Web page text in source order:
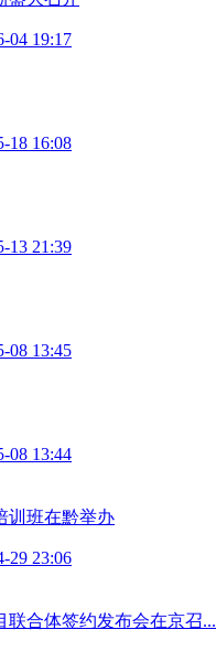
04 19:17
18 16:08
13 21:39
08 13:45
08 13:44
训班在黔举办
29 23:06
合体签约发布会在京召...